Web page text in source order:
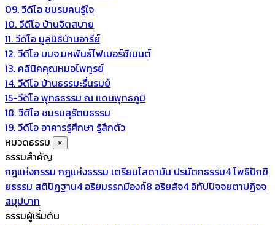
09. วีดีโอ ชมรมคนรู้ใจ
10. วีดีโอ บ้านจิตสบาย
11. วีดีโอ มูลนิธิบ้านอารีย์
12. วีดีโอ บมจ.มหพันธ์ไฟเบอร์ซีเมนต์
13. คลีนิคคุณหมอไพทูรย์
14. วีดีโอ บ้านธรรมะรื่นรมย์
15-วีดีโอ พุทธธรรม ณ แดนพุทธภูมิ
18. วีดีโอ ชมรมสุรัตนธรรม
19. วีดีโอ อาคารรู้ศึกษา รู้สึกตัว
หมวดธรรม
×
ธรรมสำคัญ
กฎแห่งกรรม กฎแห่งธรรม เตรียมโสดาบัน ปรมัตถธรรม4โพธิปักขิ
ยธรรม สติปัฏฐาน4 อริยมรรคมีองค์8 อริยสัจ4 อิทัปปัจจยตาปฏิจจ
สมุปบาท
ธรรมผู้เริ่มต้น